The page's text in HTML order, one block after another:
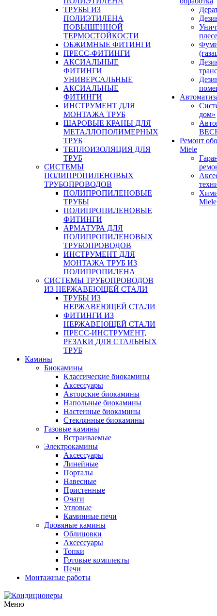
ТРУБЫ ИЗ
ПОЛИЭТИЛЕНА
ПОВЫШЕННОЙ
ТЕРМОСТОЙКОСТИ
ОБЖИМНЫЕ ФИТИНГИ
ПРЕСС-ФИТИНГИ
АКСИАЛЬНЫЕ
ФИТИНГИ
УНИВЕРСАЛЬНЫЕ
АКСИАЛЬНЫЕ
ФИТИНГИ
ИНСТРУМЕНТ ДЛЯ
МОНТАЖА ТРУБ
ШАРОВЫЕ КРАНЫ ДЛЯ
МЕТАЛЛОПОЛИМЕРНЫХ
ТРУБ
ТЕПЛОИЗОЛЯЦИЯ ДЛЯ
ТРУБ
СИСТЕМЫ
ПОЛИПРОПИЛЕНОВЫХ
ТРУБОПРОВОДОВ
ПОЛИПРОПИЛЕНОВЫЕ
ТРУБЫ
ПОЛИПРОПИЛЕНОВЫЕ
ФИТИНГИ
АРМАТУРА ДЛЯ
ПОЛИПРОПИЛЕНОВЫХ
ТРУБОПРОВОДОВ
ИНСТРУМЕНТ ДЛЯ
МОНТАЖА ТРУБ ИЗ
ПОЛИПРОПИЛЕНА
СИСТЕМЫ ТРУБОПРОВОДОВ
ИЗ НЕРЖАВЕЮЩЕЙ СТАЛИ
ТРУБЫ ИЗ
НЕРЖАВЕЮЩЕЙ СТАЛИ
ФИТИНГИ ИЗ
НЕРЖАВЕЮЩЕЙ СТАЛИ
ПРЕСС-ИНСТРУМЕНТ,
РЕЗАКИ ДЛЯ СТАЛЬНЫХ
ТРУБ
Камины
Биокамины
Классические биокамины
Аксессуары
Авторские биокамины
Напольные биокамины
Настенные биокамины
Стеклянные биокамины
Газовые камины
Встраиваемые
Электрокамины
Аксессуары
Линейные
Порталы
Навесные
Пристенные
Очаги
Угловые
Каминные печи
Дровяные камины
Облицовки
Аксессуары
Топки
Готовые комплекты
Печи
Монтажные работы
дом»
Ремонт
Miele
Miele
Меню